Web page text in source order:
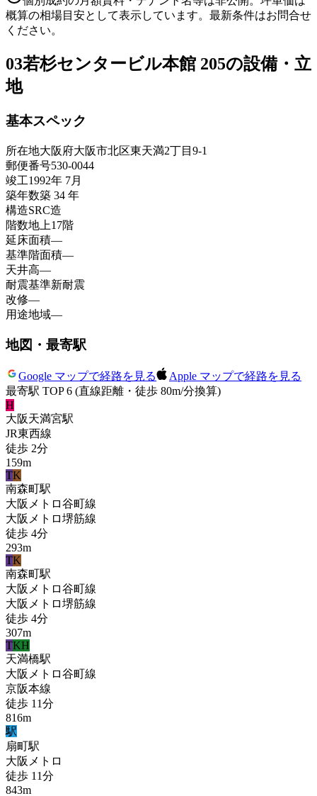
概算の相場目安として表示しています。最新条件はお問合せ
ください。
03若杉センタービル本館 205の設備・立
地
基本スペック
所在地大阪府大阪市北区東天満2丁目9-1
郵便番号530-0044
竣工1992年 7月
築年数築 34 年
構造SRC造
階数地上17階
延床面積—
基準階面積—
天井高—
耐震基準新耐震
改修—
用途地域—
地図・最寄駅
Google マップで経路を見る
Apple マップで経路を見る
最寄駅 TOP 6 (直線距離・徒歩 80m/分換算)
H
大阪天満宮駅
JR東西線
徒歩 2分
159m
TK
南森町駅
大阪メトロ谷町線
大阪メトロ堺筋線
徒歩 4分
293m
TK
南森町駅
大阪メトロ谷町線
大阪メトロ堺筋線
徒歩 4分
307m
TKH
天満橋駅
大阪メトロ谷町線
京阪本線
徒歩 11分
816m
駅
扇町駅
大阪メトロ
徒歩 11分
843m